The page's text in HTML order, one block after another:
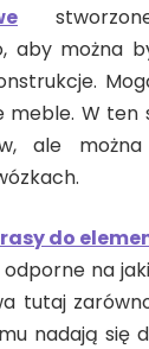
aby można
meble. W
ale
do
na
tutaj
nadają się